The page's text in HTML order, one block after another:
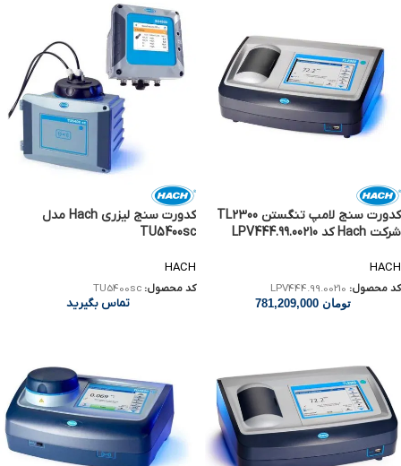
کدورت سنج لامپ تنگستن TL2300
شرکت Hach کد LPV444.99.00210
HACH
کد محصول: LPV444.99.00210
تومان
کدورت سنج لیزری Hach مدل
TU5400sc
HACH
کد محصول: TU5400sc
تماس بگیرید